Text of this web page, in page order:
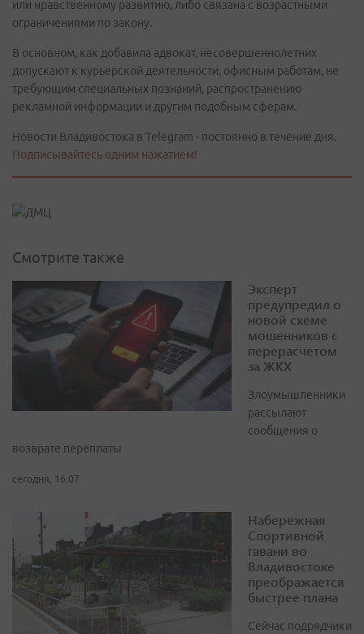
или нравственному развитию, либо связана с возрастными
ограничениями по закону.
В основном, как добавила адвокат, несовершеннолетних
допускают к курьерской деятельности, офисным работам, не
требующим специальных познаний, распространению
рекламной информации и другим подобным сферам.
Новости Владивостока в Telegram - постоянно в течение дня.
Подписывайтесь одним нажатием!
Смотрите также
Эксперт
предупредил о
новой схеме
мошенников с
перерасчетом
за ЖКХ
Злоумышленники
рассылают
сообщения о
возврате переплаты
сегодня, 16:07
Набережная
Спортивной
гавани во
Владивостоке
преображается
быстрее плана
Сейчас подрядчики